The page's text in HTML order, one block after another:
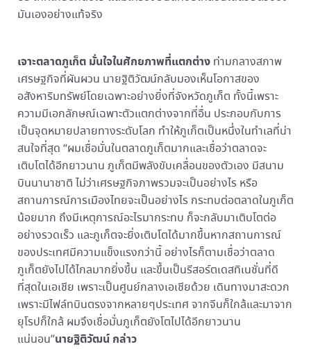
มันเองอย่างแท้จริง
เจาะตลาดภูเก็ต มั่นใจในศักยภาพที่แตกต่างท่ามกลางสภาพ
เศรษฐกิจที่ผันผวน นายฐิติวัฒน์กลับมองเห็นโอกาสของ
อสังหาริมทรัพย์โดยเฉพาะอย่างยิ่งที่จังหวัดภูเก็ต ทั้งนี้เพราะ
ความมีเอกลักษณ์เฉพาะตัวแตกต่างจากที่อื่น ประกอบกับการ
เป็นจุดหมายปลายทางระดับโลก ทำให้ภูเก็ตเป็นหนึ่งในทำเลที่น่า
สนใจที่สุด “ผมเชื่อมั่นในตลาดภูเก็ตมากและเชื่อว่าตลาดจะ
เติบโตได้อีกยาวนาน ภูเก็ตมีพลังขับเคลื่อนของตัวเอง มีสนาม
บินนานาชาติ ไม่ว่าเศรษฐกิจภาพรวมจะเป็นอย่างไร หรือ
สถานการณ์การเมืองไทยจะเป็นอย่างไร กระทบต่อตลาดในภูเก็ต
น้อยมาก ถึงมีเหตุการณ์อะไรมากระทบ ก็จะกลับมาเติบโตต่อ
อย่างรวดเร็ว และภูเก็ตจะยิ่งเติบโตได้มากขึ้นหากสถานการณ์
ของประเทศมีความแข็งแรงกว่านี้ อย่างไรก็ตามเชื่อว่าตลาด
ภูเก็ตยังไปได้ไกลมากยิ่งขึ้น และขึ้นเป็นรีสอร์ตเดสทิเนชั่นที่ดี
ที่สุดในเอเชีย เพราะเป็นศูนย์กลางเอเชียด้วย เดินทางมาสะดวก
เพราะมีไฟล์ทบินตรงจากหลายๆประเทศ จากจีนก็ใกล้และมาจาก
ยุโรปก็ใกล้ ผมจึงเชื่อมั่นภูเก็ตยังโตไปได้อีกยาวนาน
แน่นอน”นายฐิติวัฒน์ กล่าว